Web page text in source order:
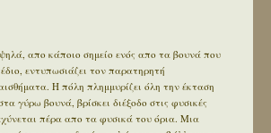
απο κάποιο σημείο ενός απο τα βουνά που
εντυπωσιάζει τον παρατηρητή
Η πόλη πλημμυρίζει όλη την έκταση
γύρω βουνά, βρίσκει διέξοδο στις φυσικές
πέρα απο τα φυσικά του όρια. Μια